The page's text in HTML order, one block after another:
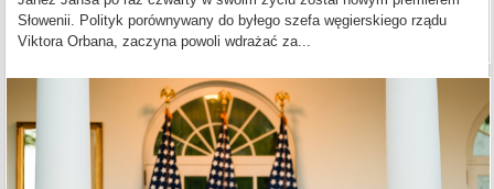
Słowenii. Polityk porównywany do byłego szefa węgierskiego rządu
Viktora Orbana, zaczyna powoli wdrażać za...